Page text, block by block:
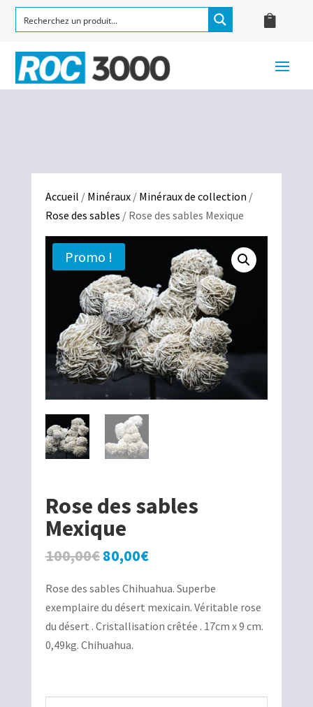
Accueil / Minéraux/ Minéraux de collection /
Rose des sables / Rose des sables Mexique
Promo !
Rose des sables
Mexique
100,00€Le
initial
était :
100,00€.
80,00€Le
actuel
est :
80,00€.
Rose des sables Chihuahua. Superbe
exemplaire du désert mexicain. Véritable rose
du désert . Cristallisation crêtée . 17cm x 9 cm.
0,49kg. Chihuahua.